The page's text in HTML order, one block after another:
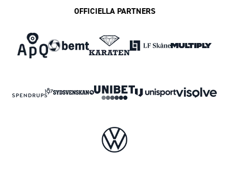
OFFICIELLA PARTNERS